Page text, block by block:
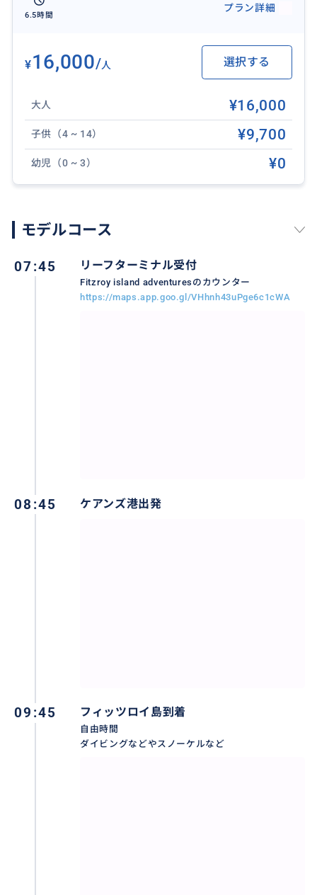
6.5時間
プラン詳細
¥16,000/人 選択する
大人 ¥16,000
子供（4 ~ 14） ¥9,700
幼児（0 ~ 3） ¥0
モデルコース
07:45 リーフターミナル受付
Fitzroy island adventuresのカウンター
https://maps.app.goo.gl/VHhnh43uPge6c1cWA
08:45 ケアンズ港出発
09:45 フィッツロイ島到着
自由時間
ダイビングなどやスノーケルなど